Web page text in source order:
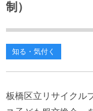
制）
知る・気付く
板橋区立リサイクル